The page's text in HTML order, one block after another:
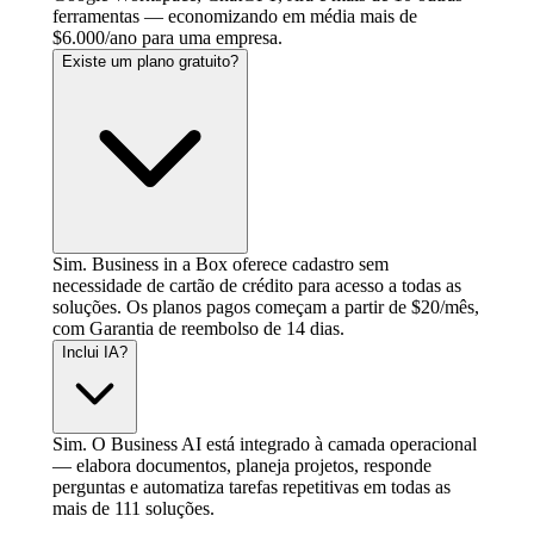
ferramentas — economizando em média mais de
$6.000/ano para uma empresa.
Existe um plano gratuito?
Sim. Business in a Box oferece cadastro sem
necessidade de cartão de crédito para acesso a todas as
soluções. Os planos pagos começam a partir de $20/mês,
com Garantia de reembolso de 14 dias.
Inclui IA?
Sim. O Business AI está integrado à camada operacional
— elabora documentos, planeja projetos, responde
perguntas e automatiza tarefas repetitivas em todas as
mais de 111 soluções.